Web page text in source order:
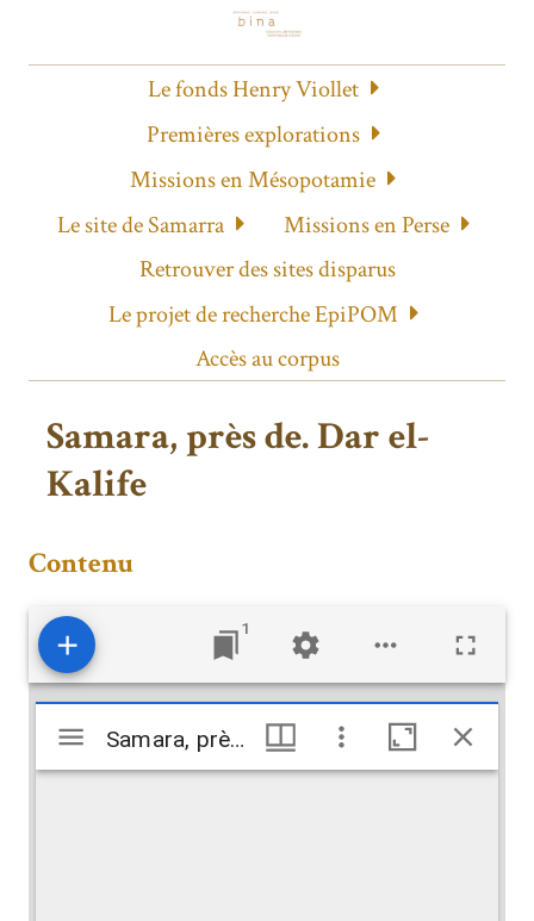
Le fonds Henry Viollet
Premières explorations
Missions en Mésopotamie
Le site de Samarra
Missions en Perse
Retrouver des sites disparus
Le projet de recherche EpiPOM
Accès au corpus
Samara, près de. Dar el-
Kalife
Contenu
1
Mirador
viewer
Samara, près de. Dar el-Kalife
Samara, près de. Dar el-Kalife